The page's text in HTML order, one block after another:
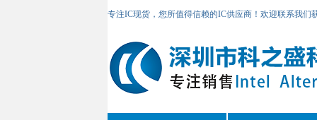
专注IC现货，您所值得信赖的IC供应商！欢迎联系我们